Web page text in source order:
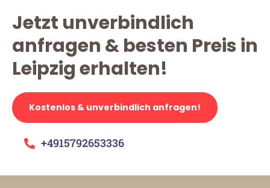
Jetzt unverbindlich
anfragen & besten Preis in
Leipzig erhalten!
Kostenlos & unverbindlich anfragen!
+4915792653336